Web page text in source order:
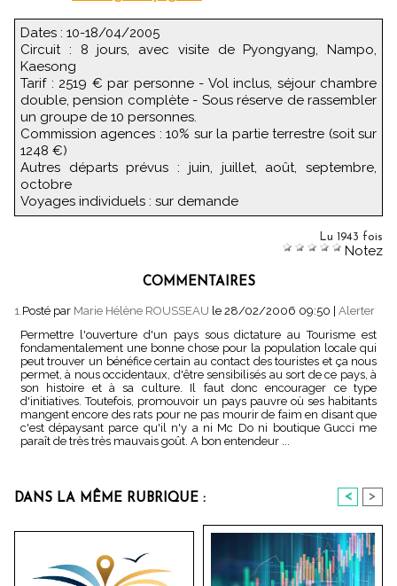
Dates : 10-18/04/2005
Circuit : 8 jours, avec visite de Pyongyang, Nampo,
Kaesong
Tarif : 2519 € par personne - Vol inclus, séjour chambre
double, pension complète - Sous réserve de rassembler
un groupe de 10 personnes.
Commission agences : 10% sur la partie terrestre (soit sur
1248 €)
Autres départs prévus : juin, juillet, août, septembre,
octobre
Voyages individuels : sur demande
Lu 1943 fois
Notez
COMMENTAIRES
1.Posté par Marie Hélène ROUSSEAU le 28/02/2006 09:50
Alerter
Permettre l'ouverture d'un pays sous dictature au Tourisme est
fondamentalement une bonne chose pour la population locale qui
peut trouver un bénéfice certain au contact des touristes et ça nous
permet, à nous occidentaux, d'être sensibilisés au sort de ce pays, à
son histoire et à sa culture. Il faut donc encourager ce type
d'initiatives. Toutefois, promouvoir un pays pauvre où ses habitants
mangent encore des rats pour ne pas mourir de faim en disant que
c'est dépaysant parce qu'il n'y a ni Mc Do ni boutique Gucci me
paraît de très très mauvais goût. A bon entendeur ...
DANS LA MÊME RUBRIQUE : < >